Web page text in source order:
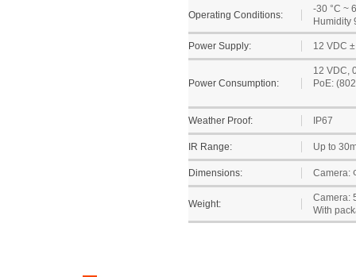
Operating Conditions:
-30 °C ~
Humidity
Power Supply: 12 VDC
Power Consumption:
12 VDC,
PoE:
Weather Proof: IP67
IR Range: Up to
Dimensions: Camera:
Weight:
Camera:
With